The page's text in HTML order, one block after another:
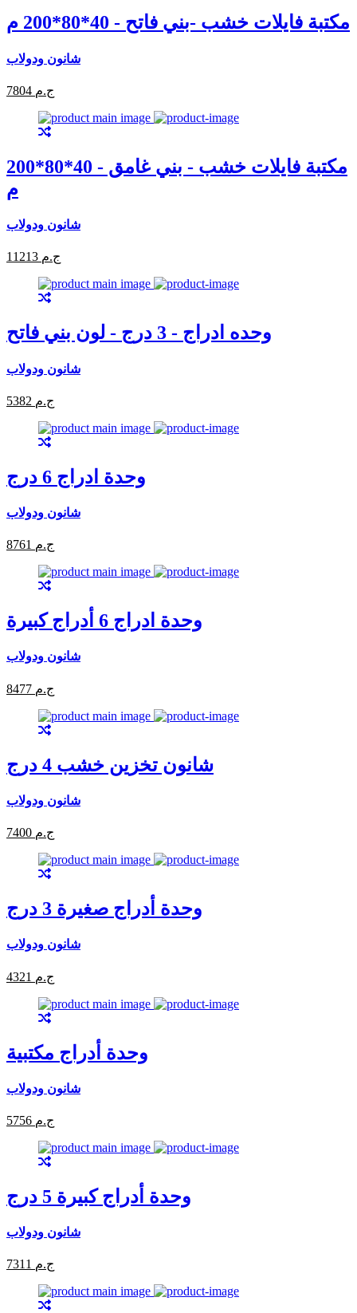
مكتبة فايلات خشب -بني فاتح - 40*80*200 م
شانون ودولاب
7804 ج.م
مكتبة فايلات خشب - بني غامق - 40*80*200
م
شانون ودولاب
11213 ج.م
وحده ادراج - 3 درج - لون بني فاتح
شانون ودولاب
5382 ج.م
وحدة ادراج 6 درج
شانون ودولاب
8761 ج.م
وحدة ادراج 6 أدراج كبيرة
شانون ودولاب
8477 ج.م
شانون تخزين خشب 4 درج
شانون ودولاب
7400 ج.م
وحدة أدراج صغيرة 3 درج
شانون ودولاب
4321 ج.م
وحدة أدراج مكتبية
شانون ودولاب
5756 ج.م
وحدة أدراج كبيرة 5 درج
شانون ودولاب
7311 ج.م